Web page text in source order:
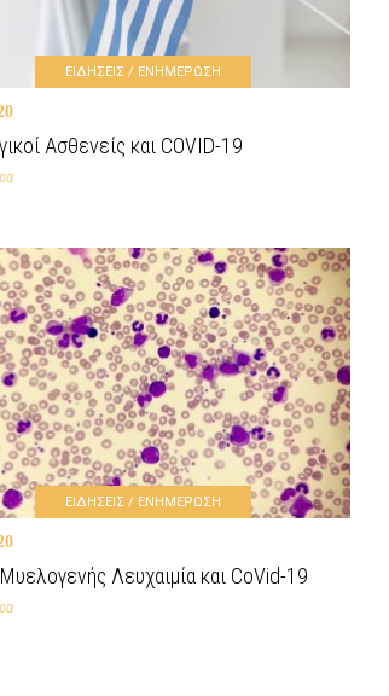
ΕΙΔΗΣΕΙΣ / ΕΝΗΜΕΡΩΣΗ
Ασθενείς και COVID-19
ΕΙΔΗΣΕΙΣ / ΕΝΗΜΕΡΩΣΗ
Λευχαιμία και CoVid-19